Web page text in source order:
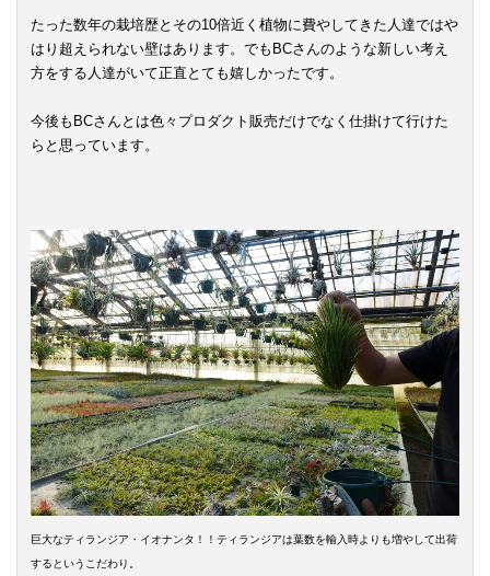
たった数年の栽培歴とその10倍近く植物に費やしてきた人達ではや
はり超えられない壁はあります。でもBCさんのような新しい考え
方をする人達がいて正直とても嬉しかったです。
今後もBCさんとは色々プロダクト販売だけでなく仕掛けて行けた
らと思っています。
巨大なティランジア・イオナンタ！！ティランジアは葉数を輸入時よりも増やして出荷
するというこだわり。